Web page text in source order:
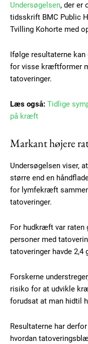
Undersøgelsen, der er
tidsskrift BMC Public
Tvilling Kohorte med
Ifølge resultaterne
for visse kræftformer
tatoveringer.
Læs også: Tidlige
på kræft
Markant højere
Undersøgelsen viser,
større end en
for lymfekræft
tatoveringer.
For hudkræft var raten
personer med
tatoveringer havde 2,4
Forskerne
risiko for at udvikle
forudsat at man hidtil
Resultaterne har
hvordan